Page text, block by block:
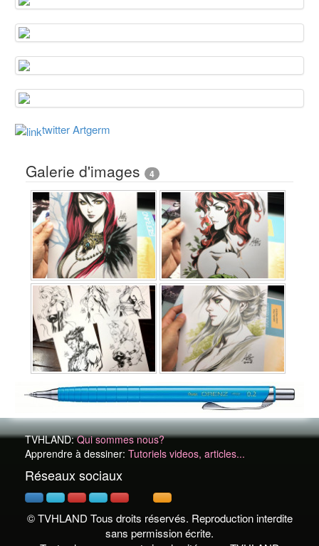
twitter Artgerm
Galerie d'images 4
TVHLAND:Qui sommes nous?
Apprendre à dessiner: Tutoriels videos, articles...
Réseaux sociaux
© TVHLAND Tous droits réservés. Reproduction interdite
sans permission écrite.